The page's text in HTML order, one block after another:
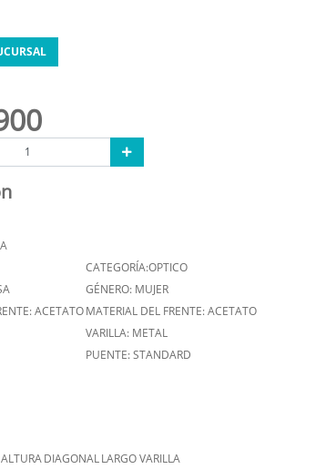
ACETATO
CATEGORÍA:OPTICO
GÉNERO: MUJER
MATERIAL DEL FRENTE: ACETATO
VARILLA: METAL
PUENTE: STANDARD
ALTURADIAGONALLARGO VARILLA